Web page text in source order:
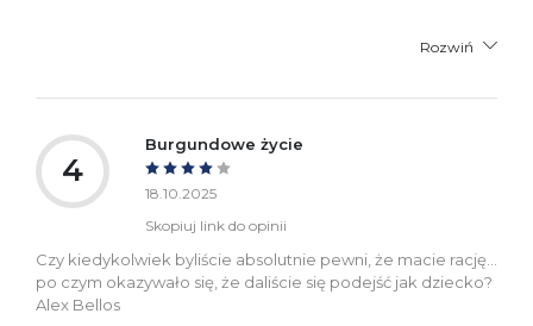
Rozwiń
4
Burgundowe życie
18.10.2025
Skopiuj link do opinii
Czy kiedykolwiek byliście absolutnie pewni, że macie rację…
po czym okazywało się, że daliście się podejść jak dziecko?
Alex Bellos